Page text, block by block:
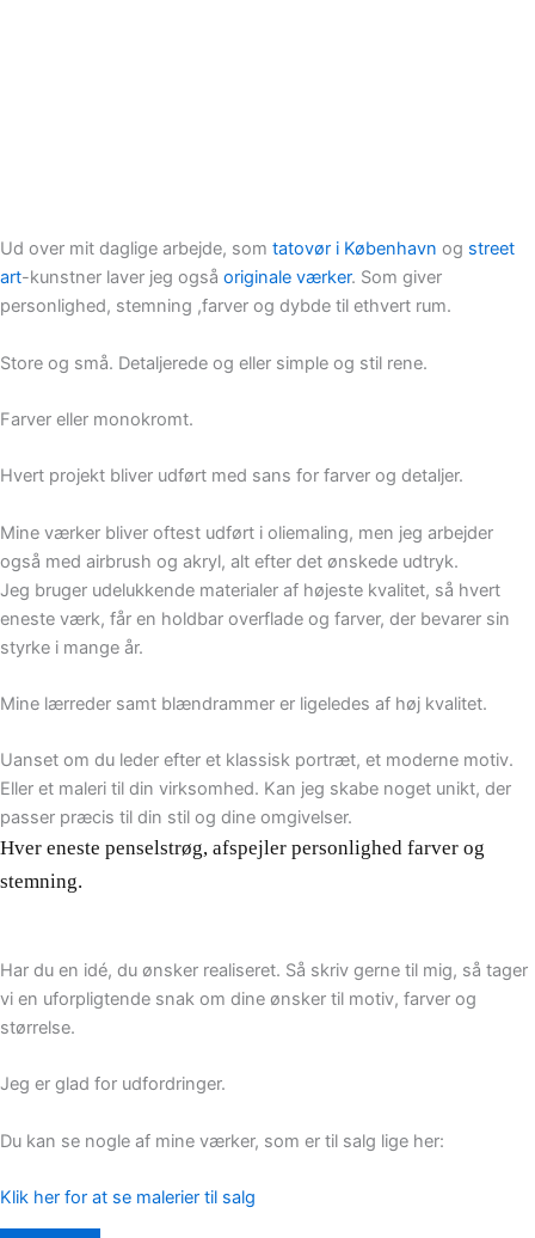
Ud over mit daglige arbejde, som tatovør i København og street
art-kunstner laver jeg også originale værker. Som giver
personlighed, stemning ,farver og dybde til ethvert rum.
Store og små. Detaljerede og eller simple og stil rene.
Farver eller monokromt.
Hvert projekt bliver udført med sans for farver og detaljer.
Mine værker bliver oftest udført i oliemaling, men jeg arbejder
også med airbrush og akryl, alt efter det ønskede udtryk.
Jeg bruger udelukkende materialer af højeste kvalitet, så hvert
eneste værk, får en holdbar overflade og farver, der bevarer sin
styrke i mange år.
Mine lærreder samt blændrammer er ligeledes af høj kvalitet.
Uanset om du leder efter et klassisk portræt, et moderne motiv.
Eller et maleri til din virksomhed. Kan jeg skabe noget unikt, der
passer præcis til din stil og dine omgivelser.
Hver eneste penselstrøg, afspejler personlighed farver og
stemning.
Har du en idé, du ønsker realiseret. Så skriv gerne til mig, så tager
vi en uforpligtende snak om dine ønsker til motiv, farver og
størrelse.
Jeg er glad for udfordringer.
Du kan se nogle af mine værker, som er til salg lige her:
Klik her for at se malerier til salg